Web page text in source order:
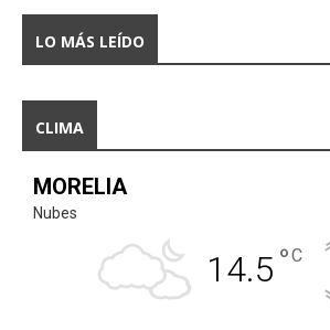
LO MÁS LEÍDO
CLIMA
MORELIA
Nubes
14.5 °C